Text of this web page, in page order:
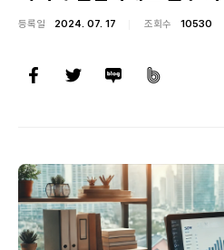
등록일 2024. 07. 17 조회수 10530